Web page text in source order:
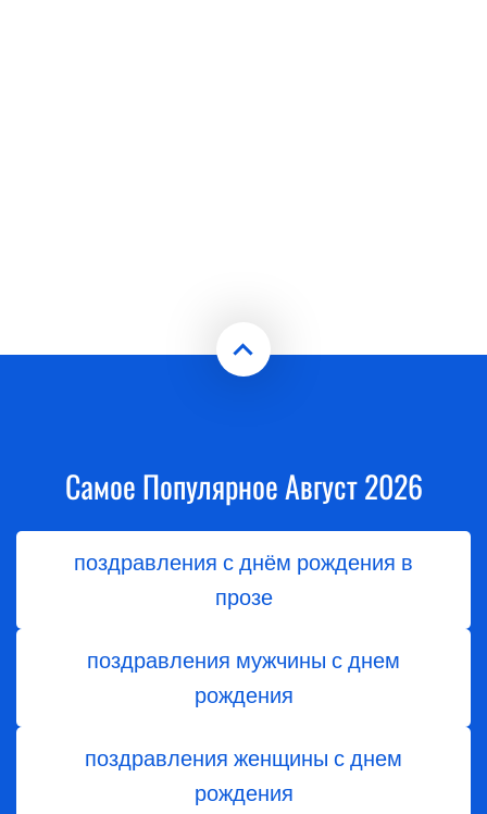
Самое Популярное Август 2026
поздравления с днём рождения в
прозе
поздравления мужчины с днем
рождения
поздравления женщины с днем
рождения